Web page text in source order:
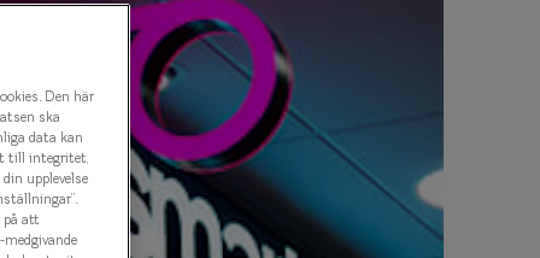
Den här
ska
data kan
till integritet,
upplevelse
på att